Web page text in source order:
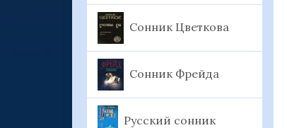
Сонник Цветкова
Сонник Фрейда
Русский сонник